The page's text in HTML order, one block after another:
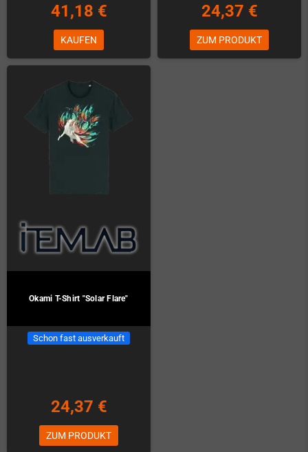
41,18 €
KAUFEN
24,37 €
ZUM PRODUKT
Okami T-Shirt "Solar Flare"
Schon fast ausverkauft
24,37 €
ZUM PRODUKT